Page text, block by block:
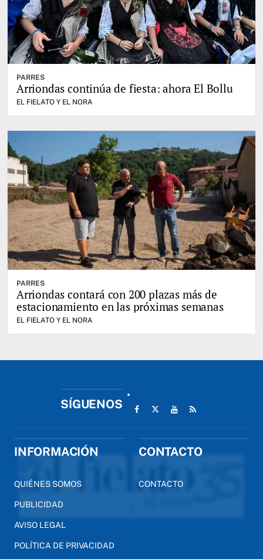
PARRES
Arriondas continúa de fiesta: ahora El Bollu
EL FIELATO Y EL NORA
PARRES
Arriondas contará con 200 plazas más de
estacionamiento en las próximas semanas
EL FIELATO Y EL NORA
SÍGUENOS
INFORMACIÓN
QUIÉNES SOMOS
PUBLICIDAD
AVISO LEGAL
POLÍTICA DE PRIVACIDAD
CONTACTO
CONTACTO